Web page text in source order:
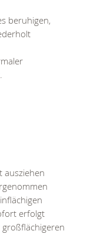
beruhigen,
.
ausziehen
erfolgt